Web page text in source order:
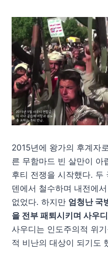
2015년에 왕가의 후계자
른 무함마드 빈 살만이 아
후티 전쟁을 시작했다. 두
덴에서 철수하며 내전에
없었다. 하지만 엄청난 국
을 전부 패퇴시키며 사우
사우디는 인도주의적 위
적 비난의 대상이 되기도